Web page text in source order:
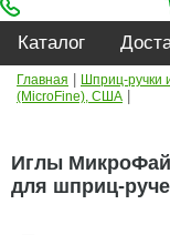
Каталог
Главная Шприц-ручки
(MicroFine), США
Иглы
для шприц-